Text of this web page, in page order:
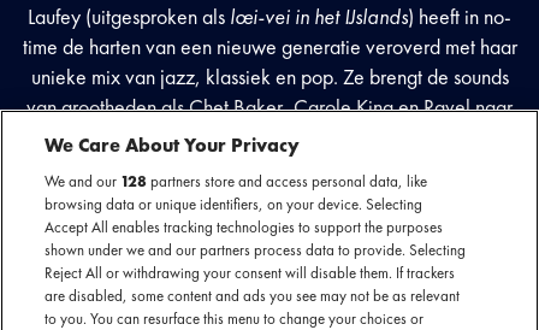
Laufey (uitgesproken als lœi-vei in het IJslands) heeft in no-
time de harten van een nieuwe generatie veroverd met haar
unieke mix van jazz, klassiek en pop. Ze brengt de sounds
van grootheden als Chet Baker, Carole King en Ravel naar
een jonger publiek, maar dan op haar eigen, vernieuwende
manier. Haar muziek is een combinatie van nostalgie en
ontdekking, vol romantiek en zelfreflectie. Bij haar shows
voel je meteen de magie van haar stem - ingetogen, maar
met een kracht die je niet loslaat.
We Care About Your Privacy
We and our 128partners store and access personal data, like
browsing data or unique identifiers, on your device. Selecting
Accept All enables tracking technologies to support the purposes
shown under we and our partners process data to provide. Selecting
Reject All or withdrawing your consent will disable them. If trackers
are disabled, some content and ads you see may not be as relevant
to you. You can resurface this menu to change your choices or